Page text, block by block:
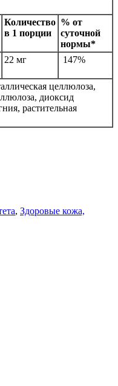
Количество
в 1 порции
% от
суточной
нормы*
22 мг 147%
целлюлоза,
диоксид
растительная
, Здоровые кожа,